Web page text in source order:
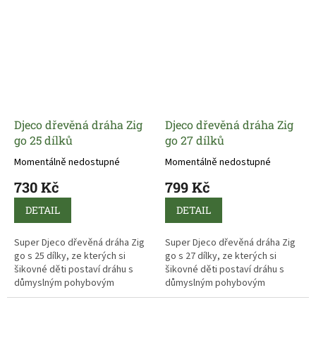
Djeco dřevěná dráha Zig
go 25 dílků
Momentálně nedostupné
730 Kč
DETAIL
Super Djeco dřevěná dráha Zig
go s 25 dílky, ze kterých si
šikovné děti postaví dráhu s
důmyslným pohybovým
efektem.
Djeco dřevěná dráha Zig
go 27 dílků
Momentálně nedostupné
799 Kč
DETAIL
Super Djeco dřevěná dráha Zig
go s 27 dílky, ze kterých si
šikovné děti postaví dráhu s
důmyslným pohybovým
efektem.